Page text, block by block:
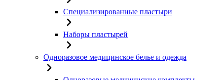
Специализированные пластыри
Наборы пластырей
Одноразовое медицинское белье и одежда